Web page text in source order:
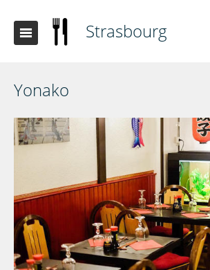
Strasbourg
Yonako